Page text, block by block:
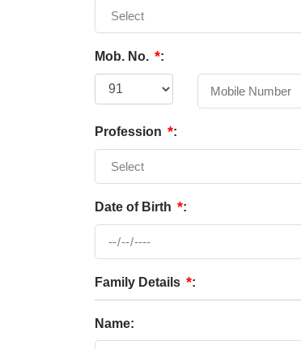
Mob. No. *:
Profession *:
Date of Birth *:
Family Details *:
Name: